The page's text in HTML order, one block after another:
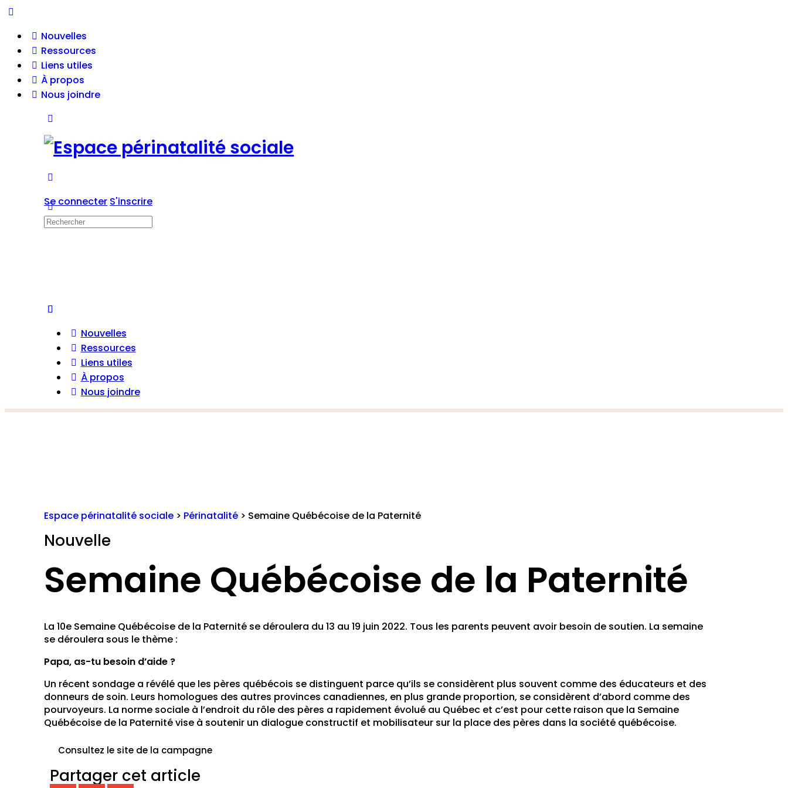
Nouvelles
Ressources
Liens utiles
À propos
Nous joindre
Se connecter S'inscrire
Nouvelles
Ressources
Liens utiles
À propos
Nous joindre
Espace périnatalité sociale > Périnatalité > Semaine Québécoise de la Paternité
Nouvelle
Semaine Québécoise de la Paternité
La 10e Semaine Québécoise de la Paternité se déroulera du 13 au 19 juin 2022. Tous les parents peuvent avoir besoin de soutien. La semaine
se déroulera sous le thème :
Papa, as-tu besoin d’aide ?
Un récent sondage a révélé que les pères québécois se distinguent parce qu’ils se considèrent plus souvent comme des éducateurs et des
donneurs de soin. Leurs homologues des autres provinces canadiennes, en plus grande proportion, se considèrent d’abord comme des
pourvoyeurs. La norme sociale à l’endroit du rôle des pères a rapidement évolué au Québec et c’est pour cette raison que la Semaine
Québécoise de la Paternité vise à soutenir un dialogue constructif et mobilisateur sur la place des pères dans la société québécoise.
Consultez le site de la campagne
Partager cet article